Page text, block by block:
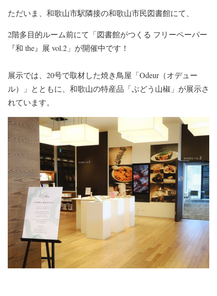
ただいま、和歌山市駅隣接の和歌山市民図書館にて、
2階多目的ルーム前にて「図書館がつくる フリーペーパー
『和 the』展 vol.2」が開催中です！
展示では、20号で取材した焼き鳥屋「Odeur（オデュー
ル）」とともに、和歌山の特産品「ぶどう山椒」が展示さ
れています。